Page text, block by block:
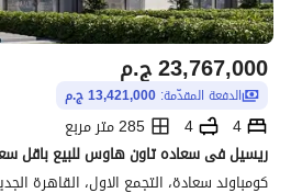
ج.م23,767,000
الدفعة المقدّمة: 13,421,000 ج.م
4
4
285 متر مربع
ريسيل فى سعاده تاون هاوس للبيع باقل
كومباوند سعادة، التجمع الاول، القاهرة